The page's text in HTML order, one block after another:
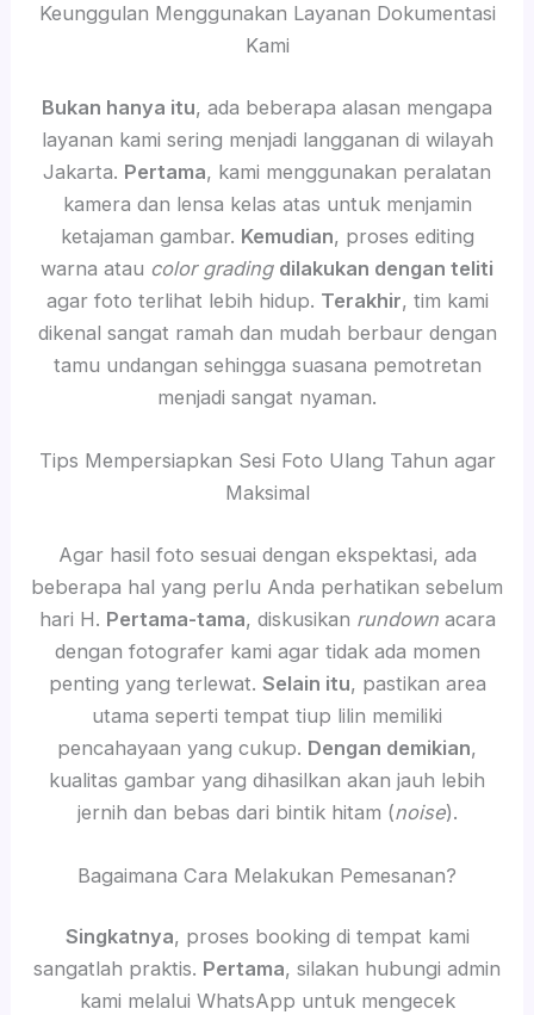
Keunggulan Menggunakan Layanan Dokumentasi
Kami
Bukan hanya itu, ada beberapa alasan mengapa
layanan kami sering menjadi langganan di wilayah
Jakarta. Pertama, kami menggunakan peralatan
kamera dan lensa kelas atas untuk menjamin
ketajaman gambar. Kemudian, proses editing
warna atau color grading dilakukan dengan teliti
agar foto terlihat lebih hidup. Terakhir, tim kami
dikenal sangat ramah dan mudah berbaur dengan
tamu undangan sehingga suasana pemotretan
menjadi sangat nyaman.
Tips Mempersiapkan Sesi Foto Ulang Tahun agar
Maksimal
Agar hasil foto sesuai dengan ekspektasi, ada
beberapa hal yang perlu Anda perhatikan sebelum
hari H. Pertama-tama, diskusikan rundownacara
dengan fotografer kami agar tidak ada momen
penting yang terlewat. Selain itu, pastikan area
utama seperti tempat tiup lilin memiliki
pencahayaan yang cukup. Dengan demikian,
kualitas gambar yang dihasilkan akan jauh lebih
jernih dan bebas dari bintik hitam (noise).
Bagaimana Cara Melakukan Pemesanan?
Singkatnya, proses booking di tempat kami
sangatlah praktis. Pertama, silakan hubungi admin
kami melalui WhatsApp untuk mengecek